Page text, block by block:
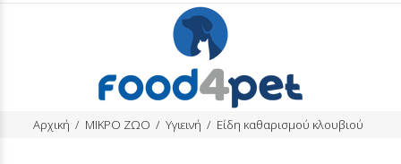
Αρχική ΜΙΚΡΟ ΖΩΟ Υγιεινή Είδη καθαρισμού κλουβιού